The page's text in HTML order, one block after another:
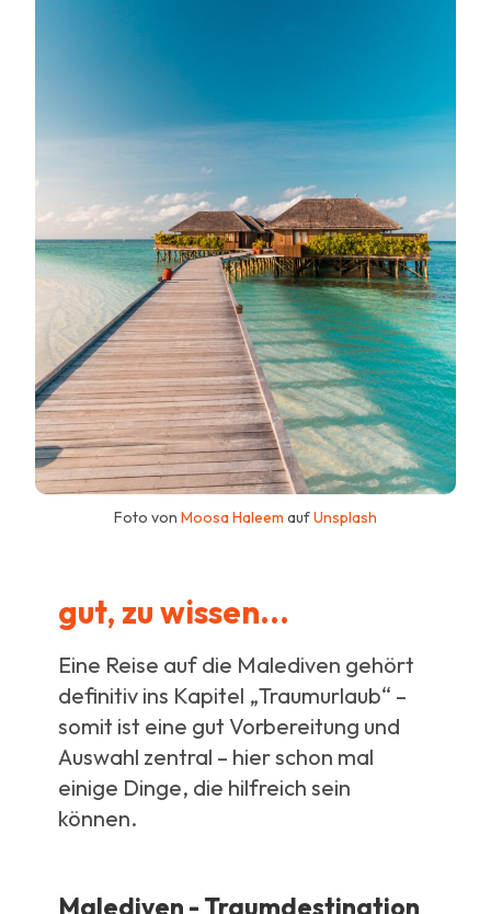
Foto von Moosa Haleem aufUnsplash
gut, zu wissen...
Eine Reise auf die Malediven gehört
definitiv ins Kapitel „Traumurlaub“ –
somit ist eine gut Vorbereitung und
Auswahl zentral – hier schon mal
einige Dinge, die hilfreich sein
können.
Malediven - Traumdestination